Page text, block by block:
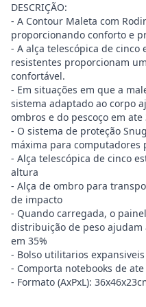
DESCRIÇÃO:
- A Contour Maleta com
proporcionando conforto e
- A alça telescópica de cinco
resistentes proporcionam
confortável.
- Em situações em que a
sistema adaptado ao corpo
ombros e do pescoço em ate
- O sistema de proteção
máxima para computadores
- Alça telescópica de cinco
altura
- Alça de ombro para
de impacto
- Quando carregada, o
distribuição de peso
em 35%
- Bolso utilitarios
- Comporta notebooks de
- Formato (AxPxL):